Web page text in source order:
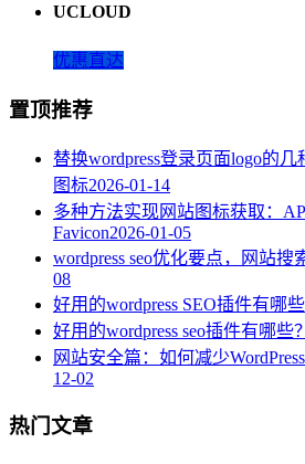
UCLOUD
优惠直达
置顶推荐
替换wordpress登录页面logo的
图标2026-01-14
多种方法实现网站图标获取：
Favicon2026-01-05
wordpress seo优化要点，网站搜
08
好用的wordpress SEO插件有哪
好用的wordpress seo插件有哪些？
网站安全篇：如何减少
12-02
热门文章